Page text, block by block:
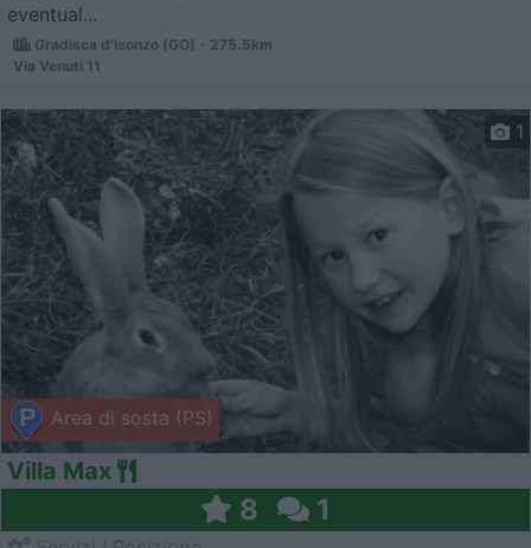
eventual...
Gradisca d'Isonzo (GO) - 275.5km
Via Venuti 11
Area di sosta (PS)
1
Villa Max
8 1